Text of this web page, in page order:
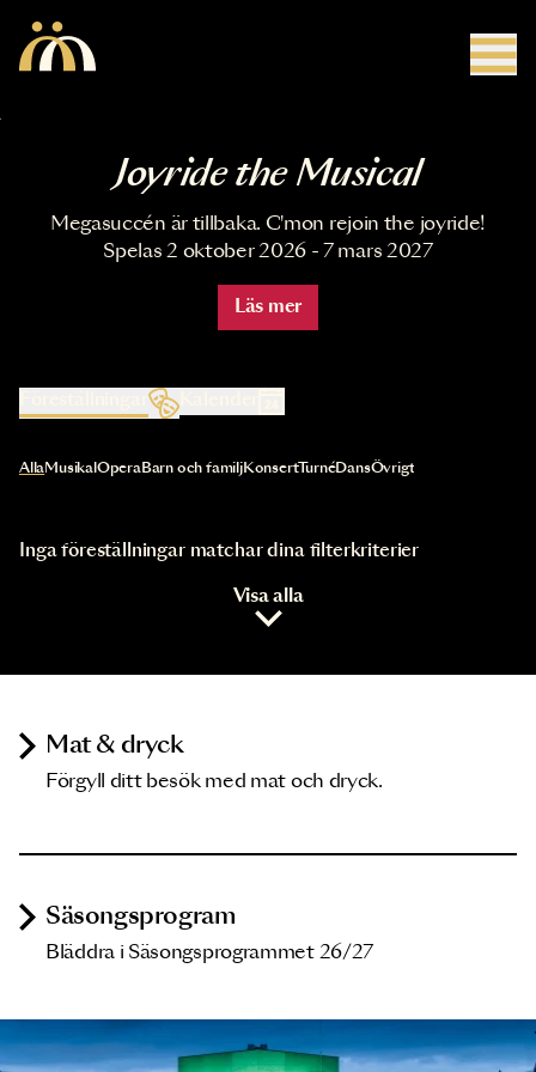
Joyride the Musical
Megasuccén är tillbaka. C'mon rejoin the joyride!
Spelas 2 oktober 2026 - 7 mars 2027
Läs mer
Kalender
Val av kategori uppdaterar innehållet automatiskt
AllaMusikal OperaBarn och familjKonsertTurnéDansÖvrigt
Inga föreställningar matchar dina filterkriterier
Visa alla
Mat & dryck
Förgyll ditt besök med mat och dryck.
Säsongsprogram
Bläddra i Säsongsprogrammet 26/27